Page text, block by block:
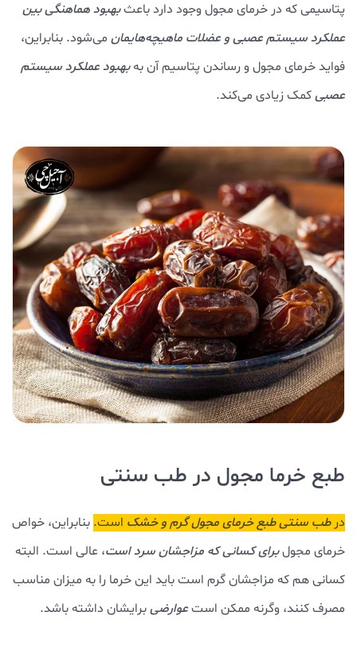
پتاسیمی که در خرمای مجول وجود دارد باعثبهبود هماهنگی بین
عملکرد سیستم عصبی و عضلات ماهیچه‌هایمان می‌شود. بنابراین،
فواید خرمای مجول و رساندن پتاسیم آن بهبهبود عملکرد سیستم
عصبیکمک زیادی می‌کند.
طبع خرما مجول در طب سنتی
درطب سنتیطبع خرمای مجول گرم و خشک است. بنابراین، خواص
خرمای مجولبرای کسانی که مزاجشان سرد است، عالی است. البته
کسانی هم که مزاجشان گرم است باید این خرما را به میزان مناسب
مصرف کنند، وگرنه ممکن استعوارضیبرایشان داشته باشد.